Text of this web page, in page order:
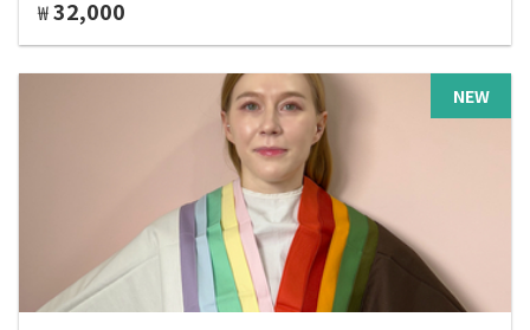
₩32,000
NEW